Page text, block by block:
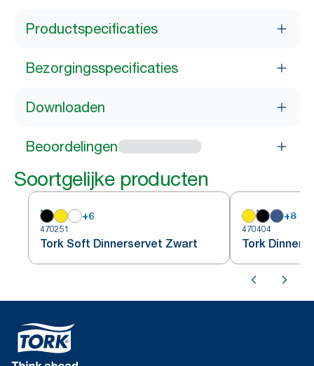
Productspecificaties
Bezorgingsspecificaties
Downloaden
Beoordelingen
Soortgelijke producten
+6
470251
Tork Soft Dinnerservet Zwart
+8
470404
Tork